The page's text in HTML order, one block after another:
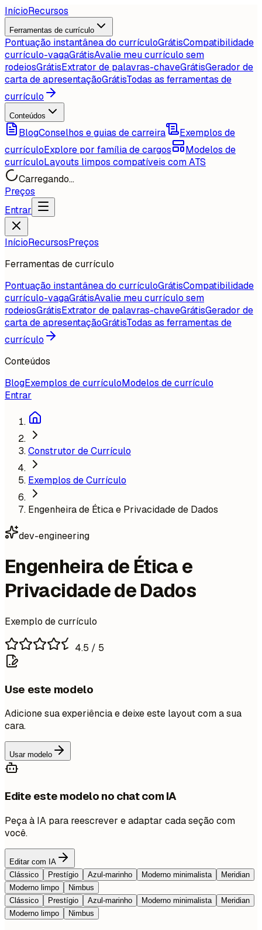
InícioRecursos
Ferramentas de currículo
Pontuação instantânea do currículoGrátisCompatibilidade
currículo-vagaGrátisAvalie meu currículo sem
rodeiosGrátisExtrator de palavras-chaveGrátisGerador de
carta de apresentaçãoGrátisTodas as ferramentas de
currículo
Conteúdos
BlogConselhos e guias de carreira
Exemplos de
currículoExplore por família de cargos
Modelos de
currículoLayouts limpos compatíveis com ATS
Carregando...
Preços
Entrar
InícioRecursosPreços
Ferramentas de currículo
Pontuação instantânea do currículoGrátisCompatibilidade
currículo-vagaGrátisAvalie meu currículo sem
rodeiosGrátisExtrator de palavras-chaveGrátisGerador de
carta de apresentaçãoGrátisTodas as ferramentas de
currículo
Conteúdos
BlogExemplos de currículoModelos de currículo
Entrar
Construtor de Currículo
Exemplos de Currículo
Engenheira de Ética e Privacidade de Dados
dev-engineering
Engenheira de Ética e
Privacidade de Dados
Exemplo de currículo
4.5 / 5
Use este modelo
Adicione sua experiência e deixe este layout com a sua
cara.
Usar modelo
Edite este modelo no chat com IA
Peça à IA para reescrever e adaptar cada seção com
você.
Editar com IA
Clássico
Prestígio Azul-marinho Moderno minimalista
Meridian
Moderno limpo
Nimbus
Clássico
Prestígio Azul-marinho Moderno minimalista
Meridian
Moderno limpo
Nimbus